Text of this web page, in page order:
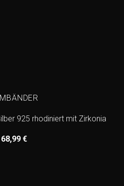
925 rhodiniert mit Zirkonia
68,99 €